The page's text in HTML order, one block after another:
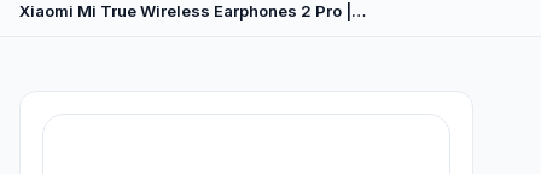
Xiaomi Mi True Wireless Earphones 2 Pro |…